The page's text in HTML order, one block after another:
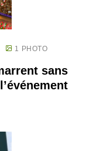
1 PHOTO
sans